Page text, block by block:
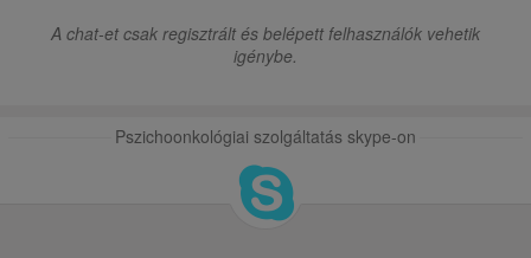
A chat-et csak regisztrált és belépett felhasználók vehetik
igénybe.
Pszichoonkológiai szolgáltatás skype-on